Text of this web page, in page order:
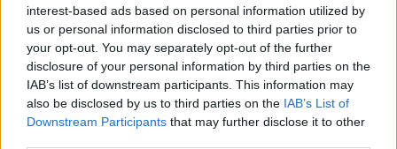
interest-based ads based on personal information utilized by
us or personal information disclosed to third parties prior to
your opt-out. You may separately opt-out of the further
disclosure of your personal information by third parties on the
IAB’s list of downstream participants. This information may
also be disclosed by us to third parties on the IAB’s List of
Downstream Participants that may further disclose it to other